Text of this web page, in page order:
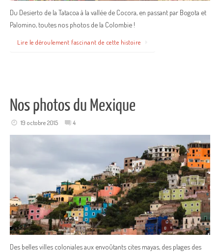
Du Desierto de la Tatacoa à la vallée de Cocora, en passant par Bogota et
Palomino, toutes nos photos de la Colombie !
Lire le déroulement fascinant de cette histoire
Nos photos du Mexique
19 octobre 2015 4
Des belles villes coloniales aux envoûtants cites mayas, des plages des